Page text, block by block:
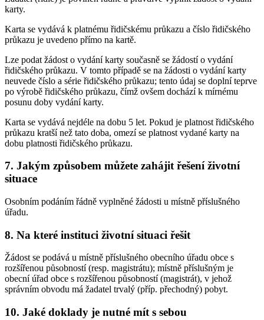
karty.
Karta se vydává k platnému řidičskému průkazu a číslo řidičského
průkazu je uvedeno přímo na kartě.
Lze podat žádost o vydání karty současně se žádostí o vydání
řidičského průkazu. V tomto případě se na žádosti o vydání karty
neuvede číslo a série řidičského průkazu; tento údaj se doplní teprve
po výrobě řidičského průkazu, čímž ovšem dochází k mírnému
posunu doby vydání karty.
Karta se vydává nejdéle na dobu 5 let. Pokud je platnost řidičského
průkazu kratší než tato doba, omezí se platnost vydané karty na
dobu platnosti řidičského průkazu.
7. Jakým způsobem můžete zahájit řešení životní
situace
Osobním podáním řádně vyplněné žádosti u místně příslušného
úřadu.
8. Na které instituci životní situaci řešit
Žádost se podává u místně příslušného obecního úřadu obce s
rozšířenou působností (resp. magistrátu); místně příslušným je
obecní úřad obce s rozšířenou působností (magistrát), v jehož
správním obvodu má žadatel trvalý (příp. přechodný) pobyt.
10. Jaké doklady je nutné mít s sebou